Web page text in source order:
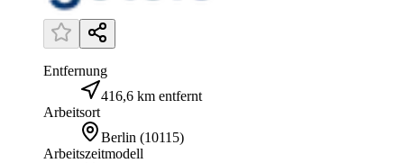
Entfernung
416,6 km entfernt
Arbeitsort
Berlin (10115)
Arbeitszeitmodell